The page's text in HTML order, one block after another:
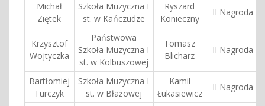
Michał
Ziętek
Szkoła Muzyczna I
st. w Kańczudze
Ryszard
Konieczny
II Nagroda
Krzysztof
Wojtyczka
Państwowa
Szkoła Muzyczna I
st. w Kolbuszowej
Tomasz
Blicharz
II Nagroda
Bartłomiej
Turczyk
Szkoła Muzyczna I
st. w Błażowej
Kamil
Łukasiewicz
II Nagroda